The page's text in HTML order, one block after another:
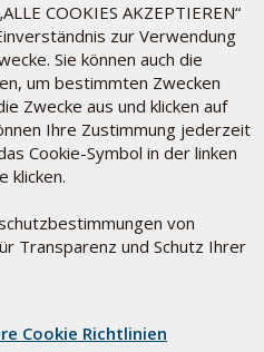
Fettsäure mit einem hohen
COOKIES AKZEPTIEREN“
zur Verwendung
Sie können auch die
um bestimmten Zwecken
Zwecke aus und klicken auf
Ihre Zustimmung jederzeit
Cookie-Symbol in der linken
klicken.
von
Transparenz und Schutz Ihrer
Cookie Richtlinien